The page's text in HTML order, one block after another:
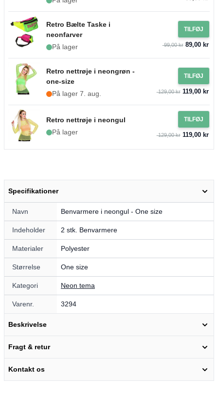
Retro Bælte Taske i
neonfarver
På lager
TILFØJ
99,00 kr89,00 kr
Retro nettrøje i neongrøn -
one-size
På lager 7. aug.
TILFØJ
129,00 kr119,00 kr
Retro nettrøje i neongul
På lager
TILFØJ
129,00 kr119,00 kr
Specifikationer
Navn Benvarmere i neongul - One size
Indeholder 2 stk. Benvarmere
Materialer Polyester
Størrelse One size
Kategori Neon tema
Varenr. 3294
Beskrivelse
Fragt & retur
Kontakt os